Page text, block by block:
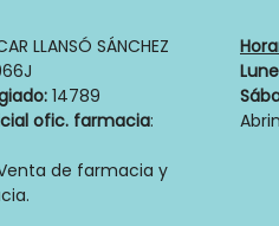
LLANSÓ SÁNCHEZ
14789
ofic. farmacia:
de farmacia y